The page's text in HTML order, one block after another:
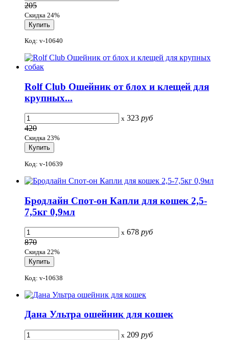
205
Скидка 24%
Код: v-10640
Rolf Club Ошейник от блох и клещей для
крупных...
x 323 руб
420
Скидка 23%
Код: v-10639
Бродлайн Спот-он Капли для кошек 2,5-
7,5кг 0,9мл
x 678 руб
870
Скидка 22%
Код: v-10638
Дана Ультра ошейник для кошек
x 209 руб